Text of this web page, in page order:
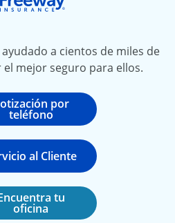
a cientos de miles de
mejor seguro para ellos.
Call
por
teléfono
at
Callal Cliente
at 888-531-6720
tu
oficina